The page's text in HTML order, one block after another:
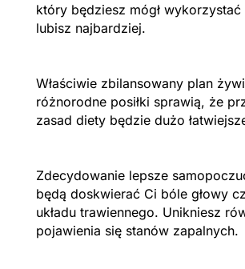
który będziesz mógł wykorzystać
lubisz najbardziej.
Właściwie zbilansowany plan
różnorodne posiłki sprawią, że
zasad diety będzie dużo
Zdecydowanie lepsze
będą doskwierać Ci bóle głowy
układu trawiennego. Unikniesz
pojawienia się stanów zapalnych.